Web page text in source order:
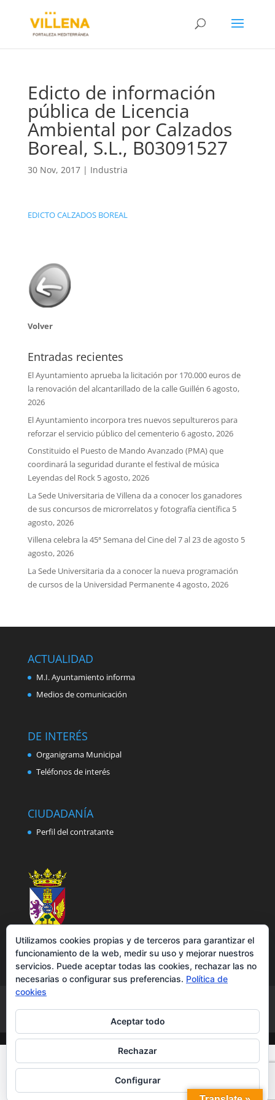
Edicto de información
pública de Licencia
Ambiental por Calzados
Boreal, S.L., B03091527
30 Nov, 2017| Industria
EDICTO CALZADOS BOREAL
Volver
Entradas recientes
El Ayuntamiento aprueba la licitación por 170.000 euros de
la renovación del alcantarillado de la calle Guillén 6 agosto,
2026
El Ayuntamiento incorpora tres nuevos sepultureros para
reforzar el servicio público del cementerio 6 agosto, 2026
Constituido el Puesto de Mando Avanzado (PMA) que
coordinará la seguridad durante el festival de música
Leyendas del Rock 5 agosto, 2026
La Sede Universitaria de Villena da a conocer los ganadores
de sus concursos de microrrelatos y fotografía científica 5
agosto, 2026
Villena celebra la 45ª Semana del Cine del 7 al 23 de agosto 5
agosto, 2026
La Sede Universitaria da a conocer la nueva programación
de cursos de la Universidad Permanente4 agosto, 2026
ACTUALIDAD
M.I. Ayuntamiento informa
Medios de comunicación
DE INTERÉS
Organigrama Municipal
Teléfonos de interés
CIUDADANÍA
Perfil del contratante
Política de cookies
Accesibilidad
Utilizamos cookies propias y de terceros para garantizar el
funcionamiento de la web, medir su uso y mejorar nuestros
servicios. Puede aceptar todas las cookies, rechazar las no
necesarias o configurar sus preferencias. Política de
cookies
Aceptar todo
Rechazar
Configurar